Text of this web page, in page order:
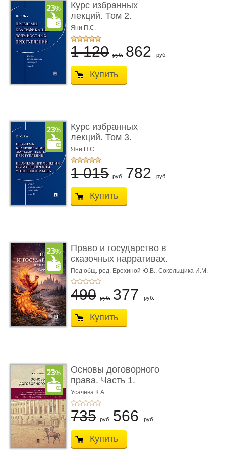
Курс избранных
лекций. Том 2.
Проблемы квалифик ...
Яни П.С.
1 120 руб. 862 руб.
Купить
Курс избранных
лекций. Том 3.
Проблемы квалифик ...
Яни П.С.
1 015 руб. 782 руб.
Купить
Право и государство в
сказочных нарративах.
Мо ...
Под общ. ред. Ерохиной Ю.В., Сокольщика И.М.
490 руб. 377 руб.
Купить
Основы договорного
права. Часть 1.
Становление ...
Усачева К.А.
735 руб. 566 руб.
Купить